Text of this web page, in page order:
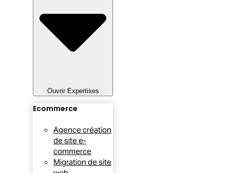
Ouvrir Expertises
Ecommerce
Agence création
de site e-
commerce
Migration de site